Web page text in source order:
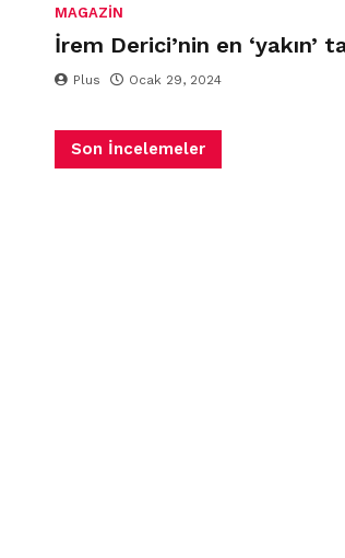
MAGAZIN
İrem Derici’nin en ‘yakın’
Plus Ocak 29, 2024
Son İncelemeler